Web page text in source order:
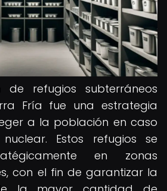
de refugios subterráneos
Fría fue una estrategia
a la población en caso
Estos refugios se
en zonas
con el fin de garantizar la